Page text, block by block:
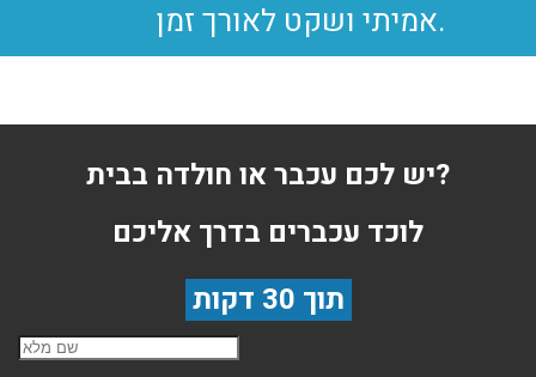
יש לכם עכבר או חולדה בבית?
לוכד עכברים בדרך אליכם
שם השולח